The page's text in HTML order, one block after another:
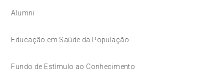
Alumni
Educação em Saúde da População
Fundo de Estímulo ao Conhecimento